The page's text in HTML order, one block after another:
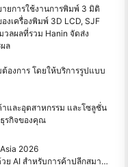
ยการใช้งานการพิมพ์ 3 มิติ
เครื่องพิมพ์ 3D LCD, SJF
วลผลที่รวม Hanin จัดส่ง
ล
องการ โดยให้บริการรูปแบบ
และอุตสาหกรรม และโซลูชั่น
รกิจของคุณ
2026
รค้าปลีกสมาร์ทที่ CHINASHOP 2026